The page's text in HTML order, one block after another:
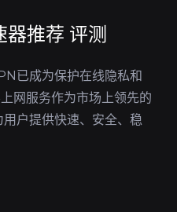
推荐 评测
已成为保护在线隐私和
网服务作为市场上领先的
户提供快速、安全、稳